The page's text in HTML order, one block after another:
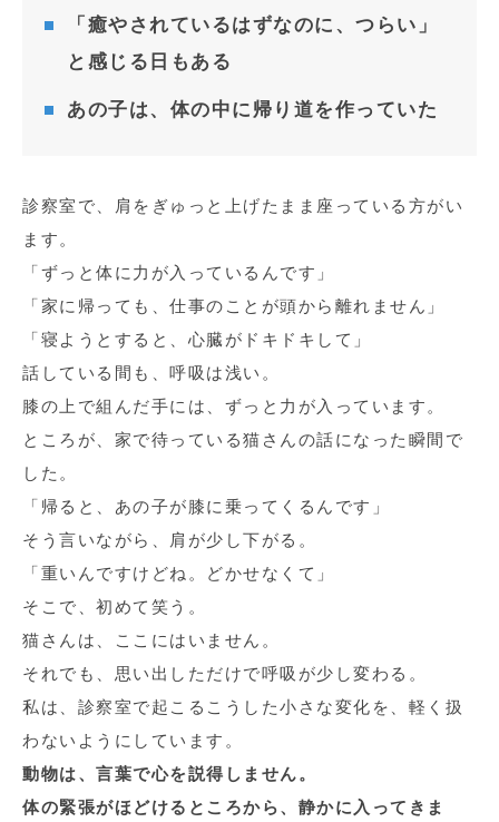
「癒やされているはずなのに、つらい」
と感じる日もある
あの子は、体の中に帰り道を作っていた
診察室で、肩をぎゅっと上げたまま座っている方がい
ます。
「ずっと体に力が入っているんです」
「家に帰っても、仕事のことが頭から離れません」
「寝ようとすると、心臓がドキドキして」
話している間も、呼吸は浅い。
膝の上で組んだ手には、ずっと力が入っています。
ところが、家で待っている猫さんの話になった瞬間で
した。
「帰ると、あの子が膝に乗ってくるんです」
そう言いながら、肩が少し下がる。
「重いんですけどね。どかせなくて」
そこで、初めて笑う。
猫さんは、ここにはいません。
それでも、思い出しただけで呼吸が少し変わる。
私は、診察室で起こるこうした小さな変化を、軽く扱
わないようにしています。
動物は、言葉で心を説得しません。
体の緊張がほどけるところから、静かに入ってきま